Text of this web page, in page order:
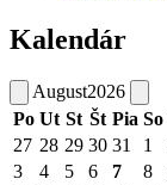
Kalendár
August2026
Po Ut St Št Pia So
27 28 29 30 31 1
3
4 5 6 7 8